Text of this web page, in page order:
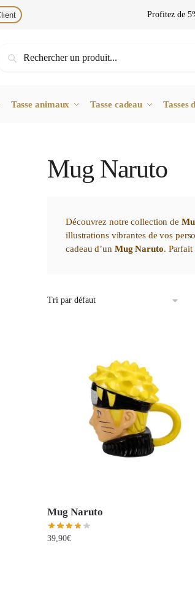
Profitez de
Recherche
Tasse animaux Tasse cadeau Tasses
Mug Naruto
Découvrez notre collection de
illustrations vibrantes de vos
cadeau d’un Mug Naruto.
Mug Naruto
39,90€